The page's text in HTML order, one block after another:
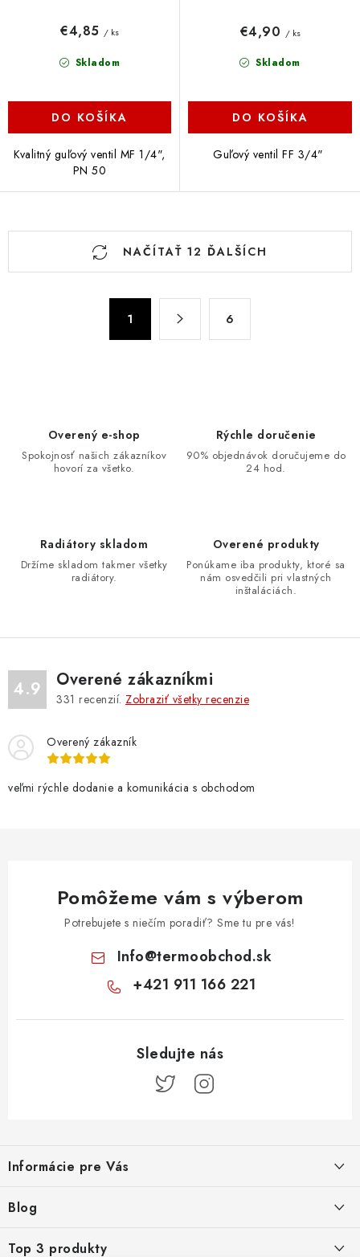
Skladom
€4,85 / ks
DO KOŠÍKA
Kvalitný guľový ventil MF 1/4",
PN 50
Skladom
€4,90 / ks
DO KOŠÍKA
Guľový ventil FF 3/4"
O
u
NAČÍTAŤ 12 ĎALŠÍCH
1 6
Overený e-shop
Spokojnosť našich zákazníkov
hovorí za všetko.
Rýchle doručenie
90% objednávok doručujeme do
24 hod.
Radiátory skladom
Držíme skladom takmer všetky
radiátory.
Overené produkty
Ponúkame iba produkty, ktoré sa
nám osvedčili pri vlastných
inštaláciách.
4.9 Overené zákazníkmi
331 recenzií. Zobraziť všetky recenzie
Overený zákazník
veľmi rýchle dodanie a komunikácia s obchodom
Pomôžeme vám s výberom
Potrebujete s niečím poradiť? Sme tu pre vás!
Info@termoobchod.sk
+421 911 166 221
p
ä
Informácie pre Vás
Kontakt
Blog
Prečo kúpiť radiátory KORADO cez TERMOobchod.sk
Top 3 produkty